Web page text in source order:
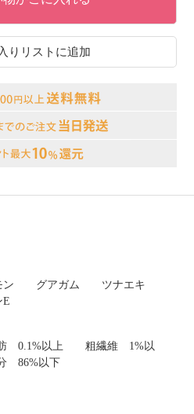
りリストに追加
グアガム ツナエキ
0.1%以上 粗繊維 1%以
以下